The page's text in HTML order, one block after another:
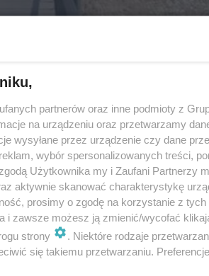
partnerów oraz inne podmioty z
na urządzeniu oraz przetwarzamy
wysyłane przez urządzenie czy dane
wybór spersonalizowanych treści,
Użytkownika my i Zaufani Partnerzy
aktywnie skanować charakterystykę
prosimy o zgodę na korzystanie z tych
i zawsze możesz ją zmienić/wycofać
strony
. Niektóre rodzaje
się takiemu przetwarzaniu.